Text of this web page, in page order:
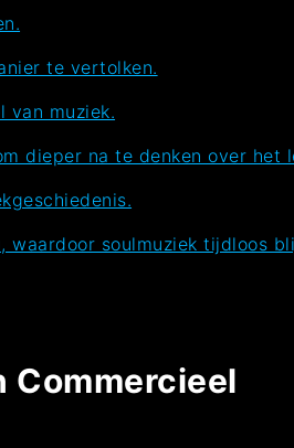
te vertolken.
van muziek.
dieper na te denken over het
waardoor soulmuziek tijdloos
Commercieel